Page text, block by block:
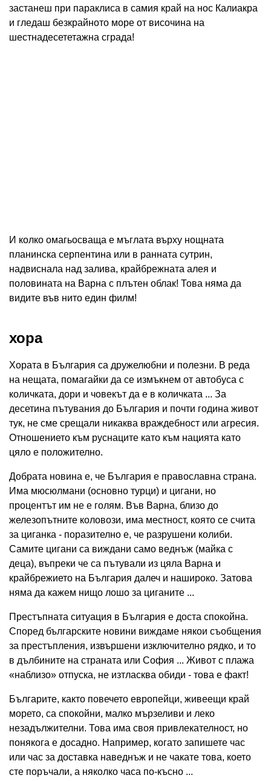
застанеш при параклиса в самия край на нос Калиакра
и гледаш безкрайното море от височина на
шестнадесететажна сграда!
И колко омагьосваща е мъглата върху нощната
планинска серпентина или в ранната сутрин,
надвиснала над залива, крайбрежната алея и
половината на Варна с плътен облак! Това няма да
видите във нито един филм!
хора
Хората в България са дружелюбни и полезни. В реда
на нещата, помагайки да се измъкнем от автобуса с
количката, дори и човекът да е в количката ... За
десетина пътувания до България и почти година живот
тук, не сме срещали никаква враждебност или агресия.
Отношението към руснаците като към нацията като
цяло е положително.
Добрата новина е, че България е православна страна.
Има мюсюлмани (основно турци) и цигани, но
процентът им не е голям. Във Варна, близо до
железопътните коловози, има местност, която се счита
за циганка - поразително е, че разрушени колиби.
Самите цигани са виждани само веднъж (майка с
деца), въпреки че са пътували из цяла Варна и
крайбрежието на България далеч и нашироко. Затова
няма да кажем нищо лошо за циганите ...
Престъпната ситуация в България е доста спокойна.
Според българските новини виждаме някои съобщения
за престъпления, извършени изключително рядко, и то
в дълбините на страната или София ... Живот с плажа
«наблизо» отпуска, не изтласква обиди - това е факт!
Българите, както повечето европейци, живеещи край
морето, са спокойни, малко мързеливи и леко
незадължителни. Това има своя привлекателност, но
понякога е досадно. Например, когато запишете час
или час за доставка наведнъж и не чакате това, което
сте поръчали, а няколко часа по-късно ...